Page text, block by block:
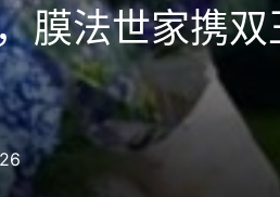
膜法世家携